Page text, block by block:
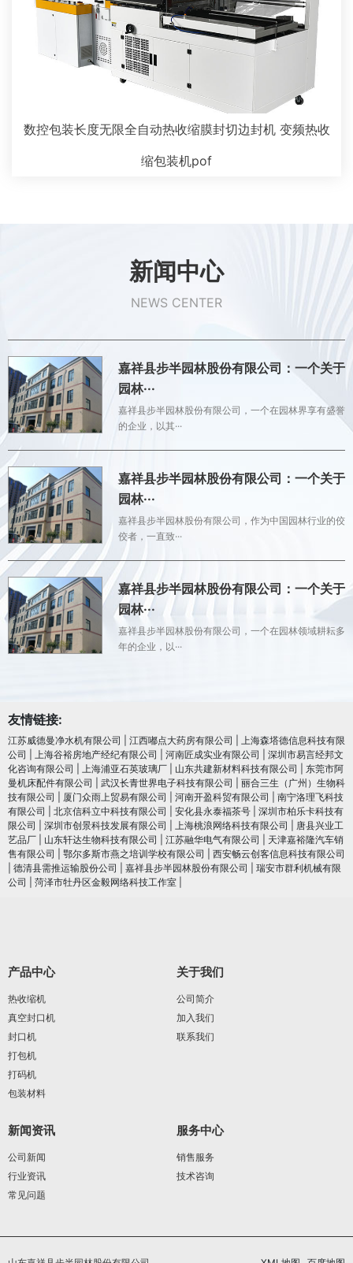
数控包装长度无限全自动热收缩膜封切边封机 变频热收
缩包装机pof
新闻中心
NEWS CENTER
嘉祥县步半园林股份有限公司：一个关于
园林···
嘉祥县步半园林股份有限公司，一个在园林界享有盛誉
的企业，以其···
嘉祥县步半园林股份有限公司：一个关于
园林···
嘉祥县步半园林股份有限公司，作为中国园林行业的佼
佼者，一直致···
嘉祥县步半园林股份有限公司：一个关于
园林···
嘉祥县步半园林股份有限公司，一个在园林领域耕耘多
年的企业，以···
友情链接:
江苏威德曼净水机有限公司 江西嘟点大药房有限公司
上海森塔德信息科技有限
公司
上海谷裕房地产经纪有限公司 河南匠成实业有限公司
深圳市易言经邦文
化咨询有限公司
上海浦亚石英玻璃厂 山东共建新材料科技有限公司
东莞市阿
曼机床配件有限公司
武汉长青世界电子科技有限公司
丽合三生（广州）生物科
技有限公司
厦门众雨上贸易有限公司 河南开盈科贸有限公司
南宁洛理飞科技
有限公司
北京信科立中科技有限公司 安化县永泰福茶号
深圳市柏乐卡科技有
限公司
深圳市创景科技发展有限公司 上海桃浪网络科技有限公司
唐县兴业工
艺品厂
山东轩达生物科技有限公司 江苏融华电气有限公司
天津嘉裕隆汽车销
售有限公司
鄂尔多斯市燕之培训学校有限公司
西安畅云创客信息科技有限公司
德清县需推运输股份公司 嘉祥县步半园林股份有限公司
瑞安市群利机械有限
公司
菏泽市牡丹区金毅网络科技工作室
产品中心
热收缩机
真空封口机
封口机
打包机
打码机
包装材料
关于我们
公司简介
加入我们
联系我们
新闻资讯
公司新闻
行业资讯
常见问题
服务中心
销售服务
技术咨询